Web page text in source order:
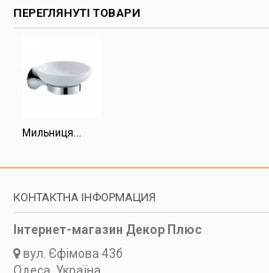
ПЕРЕГЛЯНУТІ ТОВАРИ
Мильниця...
КОНТАКТНА ІНФОРМАЦИЯ
Інтернет-магазин Декор Плюс
вул. Єфімова 43б